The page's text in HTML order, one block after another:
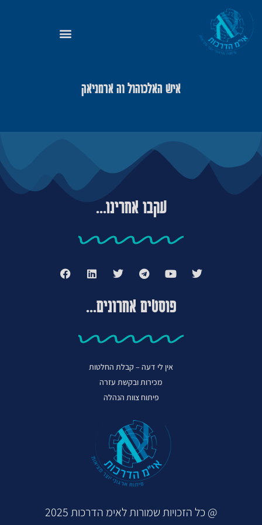
איש האלכוהול וה ארמניאק
עקבו אחרינו...
פוסטים אחרונים...
אין לי דעה – קבלת החלטות
מכירות ובקשת עזרה
פיתוח צוות הנהלה
@ כל הזכויות שמורות לאימ הדרכות 2025